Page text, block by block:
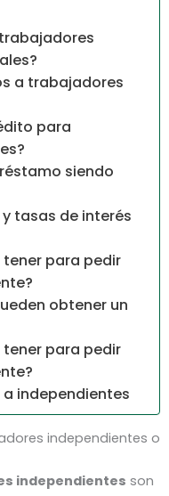
a trabajadores
para
siendo
tasas de interés
para pedir
obtener un
para pedir
independientes
independientes o
independientes son